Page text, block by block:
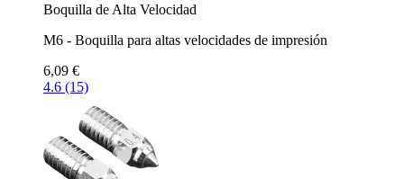
Boquilla de Alta Velocidad
M6 - Boquilla para altas velocidades de impresión
6,09 €
4.6 (15)